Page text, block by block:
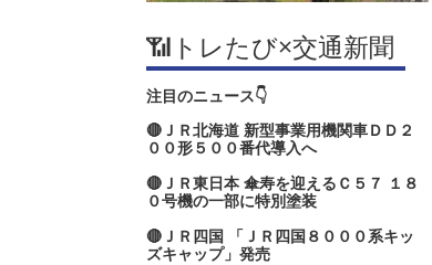
📶トレたび×交通新聞
注目のニュース👇
🔴ＪＲ北海道 新型事業用機関車ＤＤ２
００形５００番代導入へ
🔴ＪＲ東日本 傘寿を迎えるＣ５７ １８
０号機の一部に特別塗装
🔴ＪＲ四国 「ＪＲ四国８０００系キッ
ズキャップ」発売